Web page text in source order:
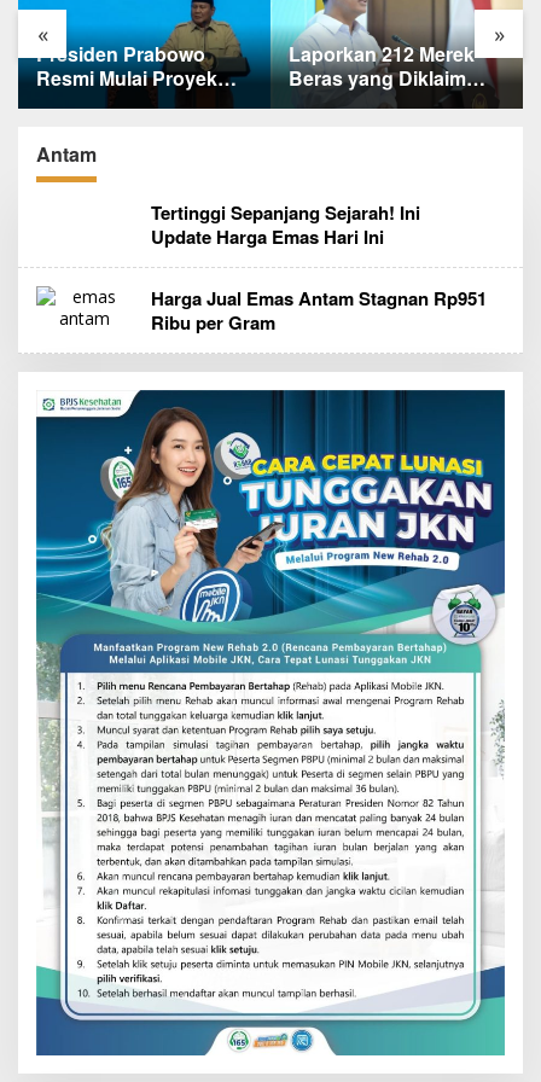
« »
Laporkan 212 Merek
Beras yang Diklaim
Bermasalah, Mentan
Telepon Kapolri dan
Jaksa Agung
Terungkap, Ternyata Ini
Alasan Basarnas
Evakuasi Juliana
Antam
Tertinggi Sepanjang Sejarah! Ini
Update Harga Emas Hari Ini
Harga Jual Emas Antam Stagnan Rp951
Ribu per Gram